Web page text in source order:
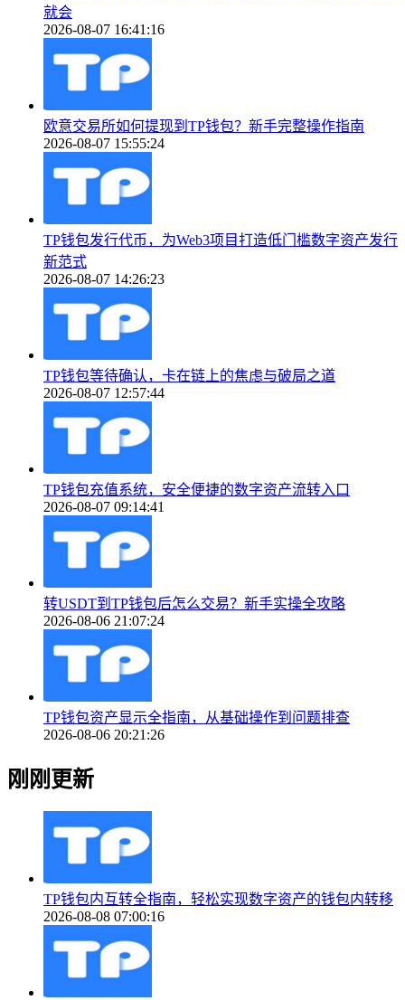
就会
2026-08-07 16:41:16
欧意交易所如何提现到TP钱包？新手完整操作指南
2026-08-07 15:55:24
TP钱包发行代币，为Web3项目打造低门槛数字资产发行
新范式
2026-08-07 14:26:23
TP钱包等待确认，卡在链上的焦虑与破局之道
2026-08-07 12:57:44
TP钱包充值系统，安全便捷的数字资产流转入口
2026-08-07 09:14:41
转USDT到TP钱包后怎么交易？新手实操全攻略
2026-08-06 21:07:24
TP钱包资产显示全指南，从基础操作到问题排查
2026-08-06 20:21:26
刚刚更新
TP钱包内互转全指南，轻松实现数字资产的钱包内转移
2026-08-08 07:00:16